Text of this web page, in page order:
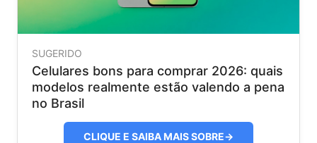
SUGERIDO
Celulares bons para comprar 2026: quais
modelos realmente estão valendo a pena
no Brasil
CLIQUE E SAIBA MAIS SOBRE→